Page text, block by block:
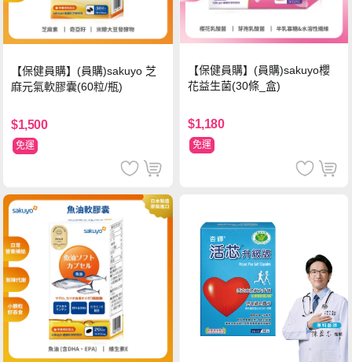
【保健員購】(員購)sakuyo 芝
麻元氣軟膠囊(60粒/瓶)
$1,500
免運
【保健員購】(員購)sakuyo櫻
花益生菌(30條_盒)
$1,180
免運